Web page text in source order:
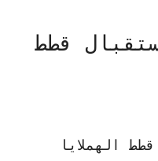
قطط
الهملايا